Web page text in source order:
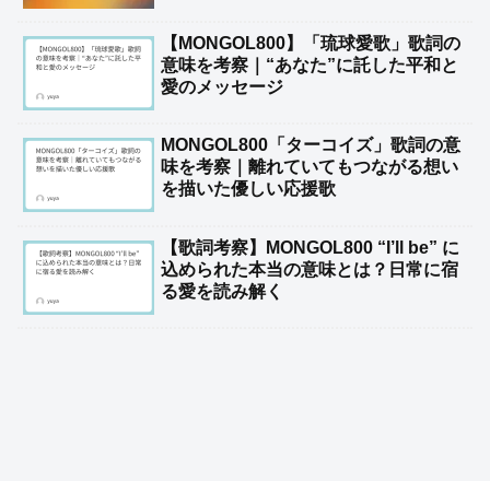
【MONGOL800】「琉球愛歌」歌詞の
意味を考察｜“あなた”に託した平和と
愛のメッセージ
MONGOL800「ターコイズ」歌詞の意
味を考察｜離れていてもつながる想い
を描いた優しい応援歌
【歌詞考察】MONGOL800 “I’ll be” に
込められた本当の意味とは？日常に宿
る愛を読み解く